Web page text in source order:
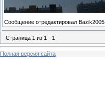
Сообщение отредактировал Bazik2005
Страница 1 из 1 1
Полная версия сайта